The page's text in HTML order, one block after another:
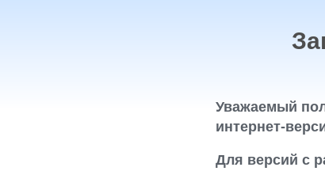
Уважаемый
интернет-
Для версий с